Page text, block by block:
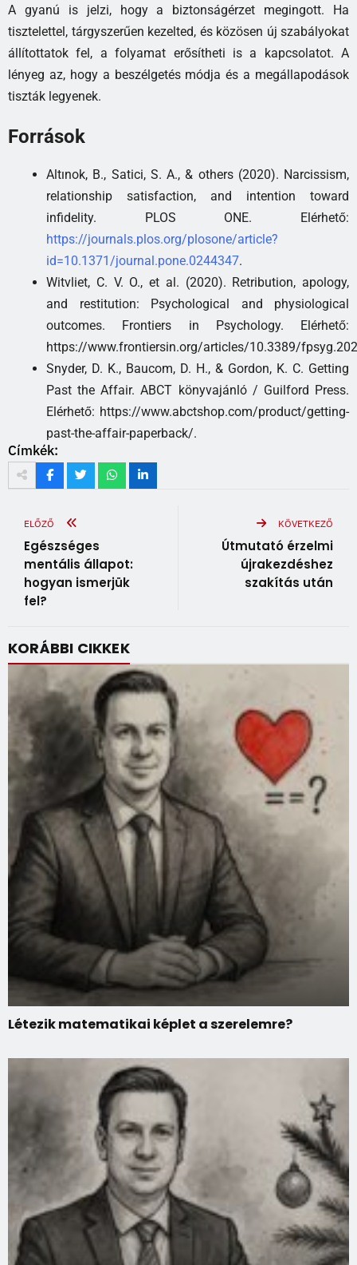
A gyanú is jelzi, hogy a biztonságérzet megingott. Ha
tisztelettel, tárgyszerűen kezelted, és közösen új szabályokat
állítottatok fel, a folyamat erősítheti is a kapcsolatot. A
lényeg az, hogy a beszélgetés módja és a megállapodások
tiszták legyenek.
Források
Altınok, B., Satici, S. A., & others (2020). Narcissism,
relationship satisfaction, and intention toward
infidelity. PLOS ONE. Elérhető:
https://journals.plos.org/plosone/article?
id=10.1371/journal.pone.0244347.
Witvliet, C. V. O., et al. (2020). Retribution, apology,
and restitution: Psychological and physiological
outcomes. Frontiers in Psychology. Elérhető:
https://www.frontiersin.org/articles/10.3389/
Snyder, D. K., Baucom, D. H., & Gordon, K. C. Getting
Past the Affair. ABCT könyvajánló / Guilford Press.
Elérhető: https://www.abctshop.com/product/getting-
past-the-affair-paperback/.
Címkék:
ELŐZŐ
Egészséges
mentális állapot:
hogyan ismerjük
fel?
KÖVETKEZŐ
Útmutató érzelmi
újrakezdéshez
szakítás után
KORÁBBI CIKKEK
Létezik matematikai képlet a szerelemre?